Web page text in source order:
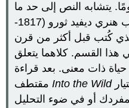
الخلفية لمدة 113 يومًا. يتشابه النص إلى حد ما
من حيث الموضوع مع كتاب هنري ديفيد ثورو (1817-
الذي كُتب قبل أكثر من قرن
هذا القسم. كلاهما يتعلق
ذات معنى. بعد قراءة
مقتطفInto the Wildالمرتبط أعلاه، يمكنك اختيار
أو في ضوء التحليل